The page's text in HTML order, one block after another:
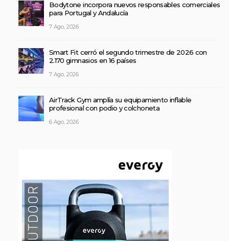
Bodytone incorpora nuevos responsables comerciales
para Portugal y Andalucía
7 Ago, 2026
Smart Fit cerró el segundo trimestre de 2026 con
2.170 gimnasios en 16 países
7 Ago, 2026
AirTrack Gym amplía su equipamiento inflable
profesional con podio y colchoneta
6 Ago, 2026